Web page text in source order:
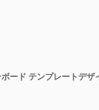
ード テンプレートデザ